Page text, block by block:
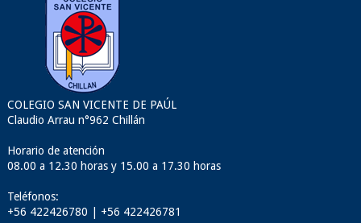
COLEGIO SAN VICENTE DE PAÚL
Claudio Arrau n°962 Chillán
Horario de atención
08.00 a 12.30 horas y 15.00 a 17.30 horas
Teléfonos:
+56 422426780 | +56 422426781